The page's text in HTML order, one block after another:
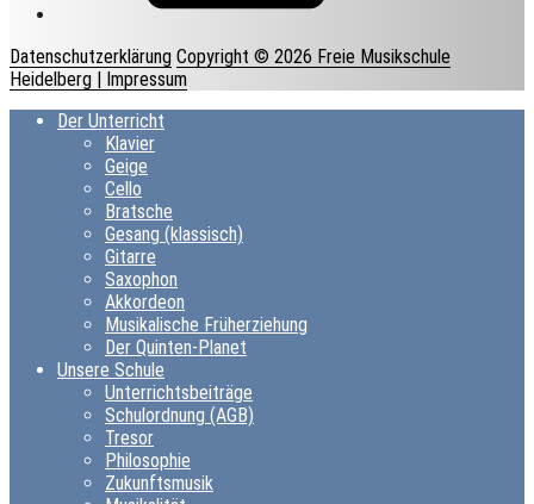
Datenschutzerklärung Copyright © 2026 Freie Musikschule
Heidelberg | Impressum
Der Unterricht
Klavier
Geige
Cello
Bratsche
Gesang (klassisch)
Gitarre
Saxophon
Akkordeon
Musikalische Früherziehung
Der Quinten-Planet
Unsere Schule
Unterrichtsbeiträge
Schulordnung (AGB)
Tresor
Philosophie
Zukunftsmusik